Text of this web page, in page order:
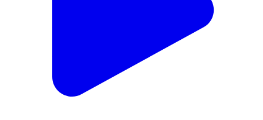
बरौली: माधोपुर गांव में पुलिस ने 86 लीटर शराब के साथ बाइक
सवार युवक को किया गिरफ्तार, कोर्ट में पेश